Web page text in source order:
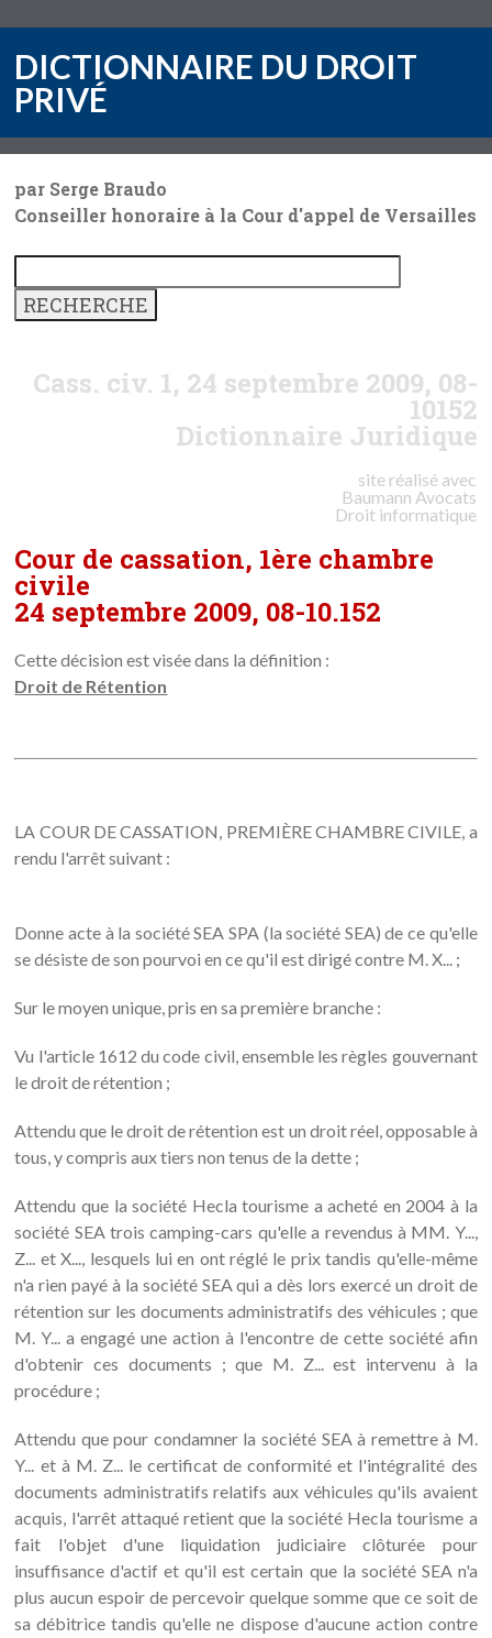
DICTIONNAIRE DU DROIT
PRIVÉ
par Serge Braudo
Conseiller honoraire à la Cour d'appel de Versailles
Cass. civ. 1, 24 septembre 2009, 08-
10152
Dictionnaire Juridique
site réalisé avec
Baumann Avocats
Droit informatique
Cour de cassation, 1ère chambre
civile
24 septembre 2009, 08-10.152
Cette décision est visée dans la définition :
Droit de Rétention
LA COUR DE CASSATION, PREMIÈRE CHAMBRE CIVILE, a
rendu l'arrêt suivant :
Donne acte à la société SEA SPA (la société SEA) de ce qu'elle
se désiste de son pourvoi en ce qu'il est dirigé contre M. X... ;
Sur le moyen unique, pris en sa première branche :
Vu l'article 1612 du code civil, ensemble les règles gouvernant
le droit de rétention ;
Attendu que le droit de rétention est un droit réel, opposable à
tous, y compris aux tiers non tenus de la dette ;
Attendu que la société Hecla tourisme a acheté en 2004 à la
société SEA trois camping-cars qu'elle a revendus à MM. Y...,
Z... et X..., lesquels lui en ont réglé le prix tandis qu'elle-même
n'a rien payé à la société SEA qui a dès lors exercé un droit de
rétention sur les documents administratifs des véhicules ; que
M. Y... a engagé une action à l'encontre de cette société afin
d'obtenir ces documents ; que M. Z... est intervenu à la
procédure ;
Attendu que pour condamner la société SEA à remettre à M.
Y... et à M. Z... le certificat de conformité et l'intégralité des
documents administratifs relatifs aux véhicules qu'ils avaient
acquis, l'arrêt attaqué retient que la société Hecla tourisme a
fait l'objet d'une liquidation judiciaire clôturée pour
insuffisance d'actif et qu'il est certain que la société SEA n'a
plus aucun espoir de percevoir quelque somme que ce soit de
sa débitrice tandis qu'elle ne dispose d'aucune action contre